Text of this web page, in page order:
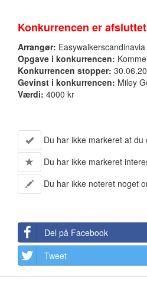
Konkurrencen er
Arrangør: Easywalkerscandinavia
Opgave i konkurrencen:
Konkurrencen stopper:
Gevinst i konkurrencen: Miley
Værdi: 4000 kr
Du har ikke markeret at
Du har ikke markeret
Du har ikke noteret noget
Del på Facebook
Tweet